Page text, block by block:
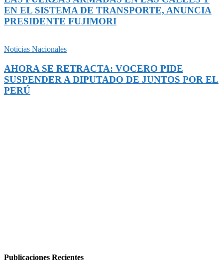
EN EL SISTEMA DE TRANSPORTE, ANUNCIA
PRESIDENTE FUJIMORI
Noticias Nacionales
AHORA SE RETRACTA: VOCERO PIDE
SUSPENDER A DIPUTADO DE JUNTOS POR EL
PERÚ
Publicaciones Recientes